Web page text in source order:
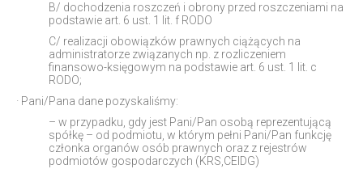
B/ dochodzenia roszczeń i obrony przed roszczeniami na
podstawie art. 6 ust. 1 lit. f RODO
C/ realizacji obowiązków prawnych ciążących na
administratorze związanych np. z rozliczeniem
finansowo-księgowym na podstawie art. 6 ust. 1 lit. c
RODO;
· Pani/Pana dane pozyskaliśmy:
– w przypadku, gdy jest Pani/Pan osobą reprezentującą
spółkę – od podmiotu, w którym pełni Pani/Pan funkcję
członka organów osób prawnych oraz z rejestrów
podmiotów gospodarczych (KRS,CEIDG)